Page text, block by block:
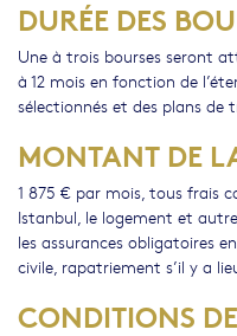
DURÉE DES
Une à trois bourses seront
à 12 mois en fonction de
sélectionnés et des plans de
MONTANT DE
1 875 € par mois, tous frais
Istanbul, le logement et
les assurances obligatoires
civile, rapatriement s’il y a
CONDITIONS